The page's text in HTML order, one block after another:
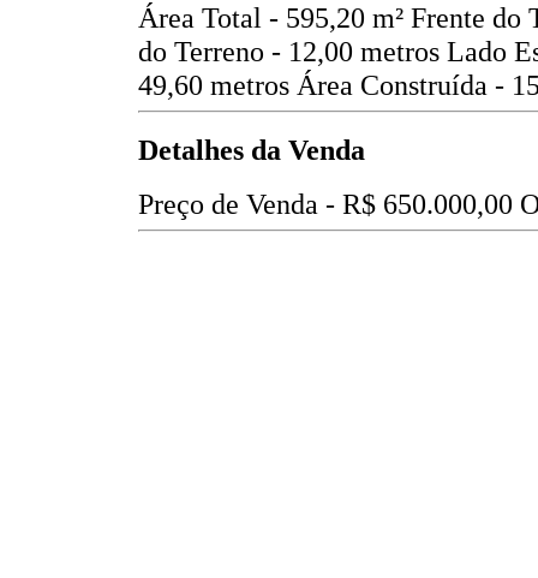
Área Total - 595,20 m² Frente do
do Terreno - 12,00 metros Lado
49,60 metros Área Construída -
Detalhes da Venda
Preço de Venda - R$ 650.000,00